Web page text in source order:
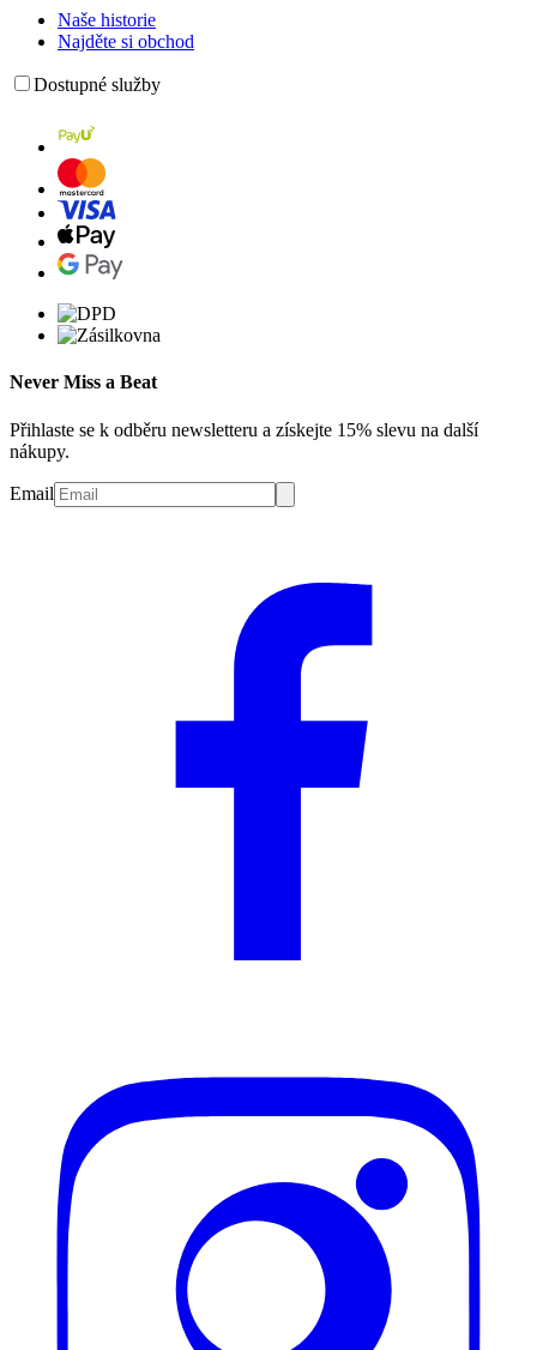
Naše historie
Najděte si obchod
Dostupné služby
Never Miss a Beat
Přihlaste se k odběru newsletteru a získejte 15% slevu na další
nákupy.
Email